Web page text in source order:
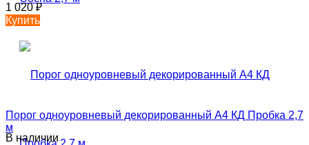
1 020₽
Купить
Порог одноуровневый декорированный А4 КД Пробка 2,7
м
В наличии